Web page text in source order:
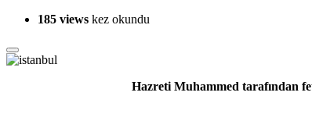
185 views kez okundu
Hazreti Muhammed tarafından